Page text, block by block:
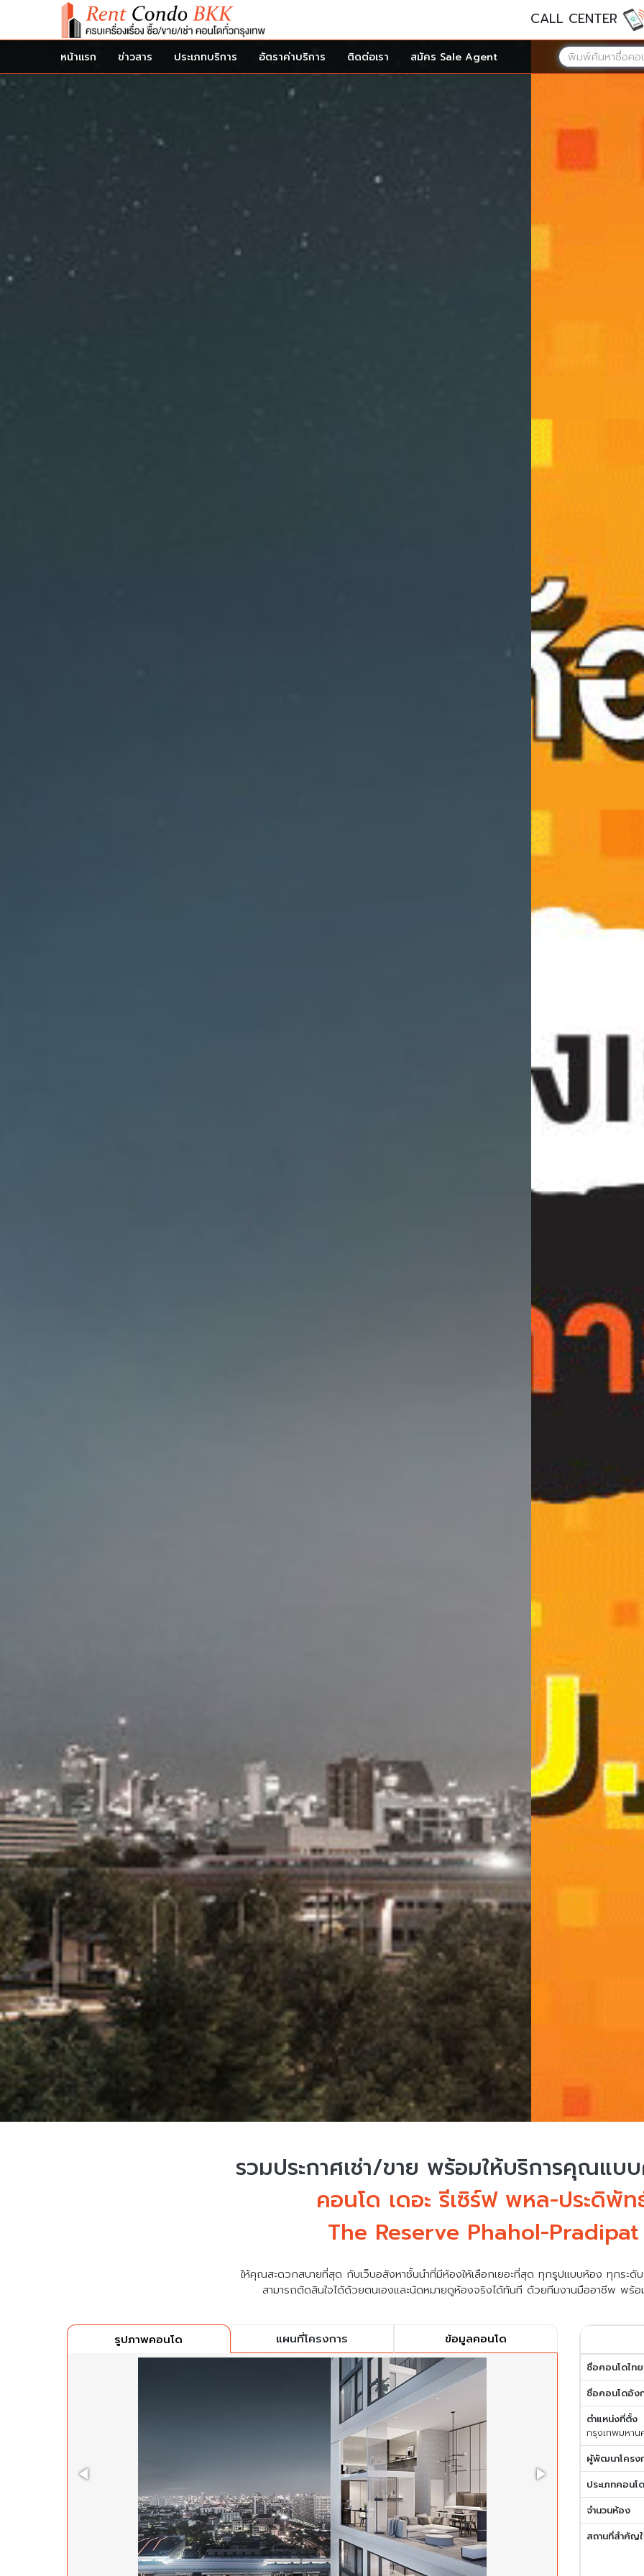
CALL CENTER
หน้าแรก ข่าวสาร ประเภทบริการ อัตราค่าบริการ ติดต่อเรา สมัคร Sale Agent
Previous
รวมประกาศเช่า/ขาย พร้อมให้บริการคุณแบ
คอนโด เดอะ รีเซิร์ฟ พหล-ประดิพัท
The Reserve Phahol-Pradipat
ให้คุณสะดวกสบายที่สุด กับเว็บอสังหาชั้นนำที่มีห้องให้เลือกเยอะที่สุด ทุกรูปแบบห้อง ทุกระดั
สามารถตัดสินใจได้ด้วยตนเองและนัดหมายดูห้องจริงได้ทันที ด้วยทีมงานมืออาชีพ พร้
รูปภาพคอนโด แผนที่โครงการ ข้อมูลคอนโด
ชื่อคอนโดไทย
ชื่อคอนโดอัง
ตำแหน่งที่ตั้ง
กรุงเทพมหาน
ผู้พัฒนาโครง
ประเภทคอนโด
จำนวนห้อง
สถานที่สำคัญ